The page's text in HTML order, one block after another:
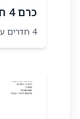
כרם 4 חדרים
4 חדרים על 121 מ"ר + מרפסות